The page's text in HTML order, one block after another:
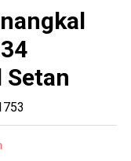
Setan